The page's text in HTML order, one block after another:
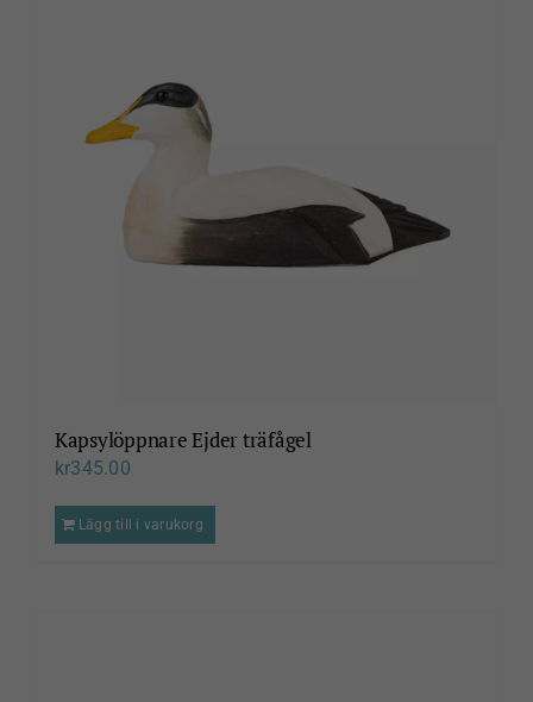
Kapsylöppnare Ejder träfågel
kr345.00
Lägg till i varukorg